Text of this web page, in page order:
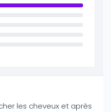
les cheveux et après